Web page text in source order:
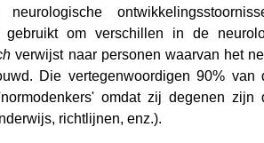
gebruikt om verschillen in de
verwijst naar personen waarvan het
Die vertegenwoordigen 90% van
omdat zij degenen
richtlijnen, enz.).